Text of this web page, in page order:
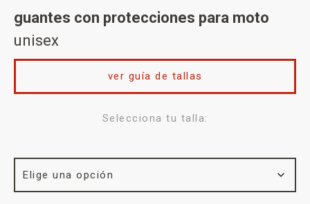
guantes con protecciones para moto
unisex
Selecciona tu talla:
ver guía de tallas